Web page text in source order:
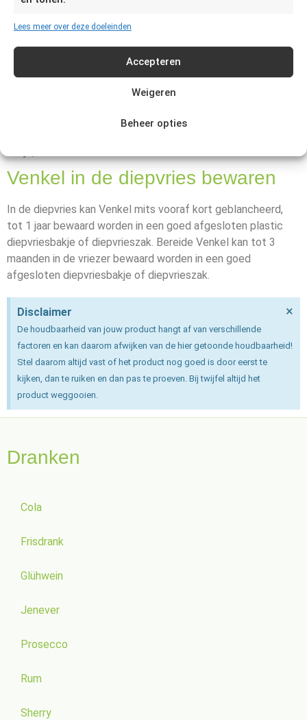
Lees meer over deze doeleinden
Accepteren
Weigeren
Beheer opties
Rauwe Venkel kan tot 2 dagen op een droge en koele plaats
bewaard worden.
Venkel in de koelkast bewaren
Rauwe Venkel kan tot 1 week in de groentelade van je
koelkast bewaard worden in een papieren of open zak.
Venkel in de diepvries bewaren
In de diepvries kan Venkel mits vooraf kort geblancheerd,
tot 1 jaar bewaard worden in een goed afgesloten plastic
diepvriesbakje of diepvrieszak. Bereide Venkel kan tot 3
maanden in de vriezer bewaard worden in een goed
afgesloten diepvriesbakje of diepvrieszak.
Disclaimer
De houdbaarheid van jouw product hangt af van verschillende
factoren en kan daarom afwijken van de hier getoonde houdbaarheid!
Stel daarom altijd vast of het product nog goed is door eerst te
kijken, dan te ruiken en dan pas te proeven. Bij twijfel altijd het
product weggooien.
×
Dranken
Cola
Frisdrank
Glühwein
Jenever
Prosecco
Rum
Sherry